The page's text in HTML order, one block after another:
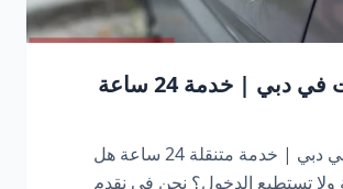
فتح سيارات في دبي | خدمة 24 ساعة
فتح سيارات في دبي | خدمة متنقلة 24 ساعة هل
ولا تستطيع الدخول؟ نحن في نقدم